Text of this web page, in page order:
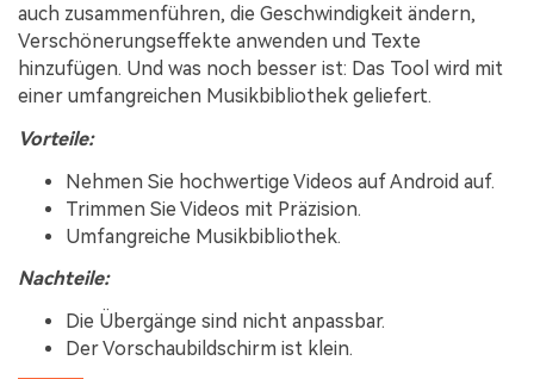
auch zusammenführen, die Geschwindigkeit ändern,
Verschönerungseffekte anwenden und Texte
hinzufügen. Und was noch besser ist: Das Tool wird mit
einer umfangreichen Musikbibliothek geliefert.
Vorteile:
Nehmen Sie hochwertige Videos auf Android auf.
Trimmen Sie Videos mit Präzision.
Umfangreiche Musikbibliothek.
Nachteile:
Die Übergänge sind nicht anpassbar.
Der Vorschaubildschirm ist klein.